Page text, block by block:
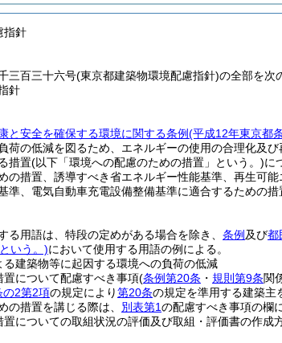
指針
三百三十六号(東京都建築物環境配慮指針)の全部を次
針
と安全を確保する環境に関する条例(平成12年東京都
荷の低減を図るため、エネルギーの使用の合理化及
措置(以下「環境への配慮のための措置」という。)に
の措置、誘導すべき省エネルギー性能基準、再生可
準、電気自動車充電設備整備基準に適合するための
る用語は、特段の定めがある場合を除き、 条例 及び都
いう。)において使用する用語の例による。
建築物等に起因する環境への負荷の低減
について配慮すべき事項(条例第20条 ・ 規則第9条関
の2第2項の規定により第20条の規定を準用する建築主
の措置を講じる際は、 別表第1の配慮すべき事項の欄
についての取組状況の評価及び取組・評価書の作成